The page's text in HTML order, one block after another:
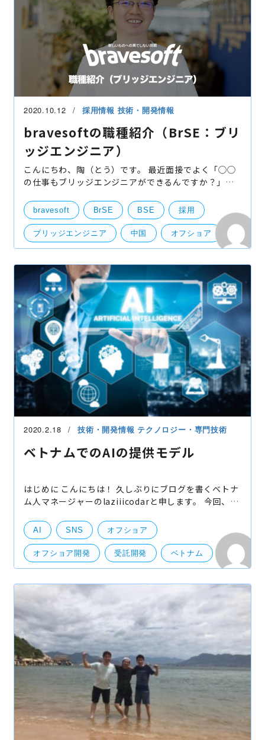
2020.10.12 採用情報 技術・開発情報
bravesoftの職種紹介（BrSE：ブリ
ッジエンジニア）
こんにちわ、陶（とう）です。 最近面接でよく「◯◯
の仕事もブリッジエンジニアができるんですか？」な
りができたので、この記事を通してbravesoftでの
BrSEの魅力
bravesoft BrSE BSE 採用
ブリッジエンジニア 中国 オフショア
ディレクション ベトナム 職種紹介
2020.2.18 技術・開発情報 テクノロジー・専門技術
ベトナムでのAIの提供モデル
はじめに こんにちは！ 久しぶりにブログを書くベトナ
ム人マネージャーのlaziiicodarと申します。 今回、グ
提供モデルをご紹介したいと思っております。 な
AI SNS オフショア
オフショア開発 受託開発 ベトナム